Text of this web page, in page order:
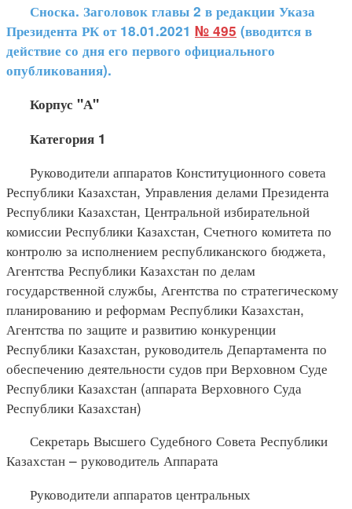
Сноска. Заголовок главы 2 в редакции Указа
Президента РК от 18.01.2021 № 495 (вводится в
действие со дня его первого официального
опубликования).
Корпус "А"
Категория 1
Руководители аппаратов Конституционного совета
Республики Казахстан, Управления делами Президента
Республики Казахстан, Центральной избирательной
комиссии Республики Казахстан, Счетного комитета по
контролю за исполнением республиканского бюджета,
Агентства Республики Казахстан по делам
государственной службы, Агентства по стратегическому
планированию и реформам Республики Казахстан,
Агентства по защите и развитию конкуренции
Республики Казахстан, руководитель Департамента по
обеспечению деятельности судов при Верховном Суде
Республики Казахстан (аппарата Верховного Суда
Республики Казахстан)
Секретарь Высшего Судебного Совета Республики
Казахстан – руководитель Аппарата
Руководители аппаратов центральных